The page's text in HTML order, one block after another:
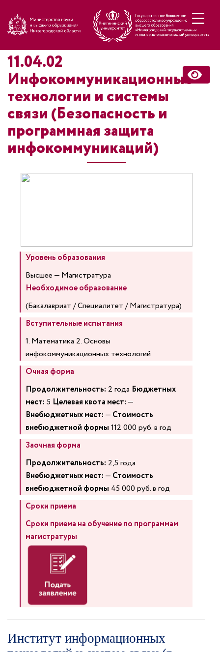
11.04.02
Инфокоммуникационные
технологии и системы
связи (Безопасность и
программная защита
инфокоммуникаций)
Уровень образования
Высшее — Магистратура
Необходимое образование
(Бакалавриат / Специалитет / Магистратура)
Вступительные испытания
1. Математика 2. Основы
инфокоммуникационных технологий
Очная форма
Продолжительность: 2 года Бюджетных
мест: 5 Целевая квота мест: —
Внебюджетных мест: — Стоимость
внебюджетной формы 112 000 руб. в год
Заочная форма
Продолжительность: 2,5 года
Внебюджетных мест: — Стоимость
внебюджетной формы 45 000 руб. в год
Сроки приема
Сроки приема на обучение по программам
магистратуры
Институт информационных